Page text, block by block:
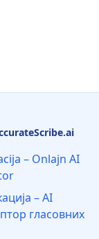
– Onlajn AI
– AI
гласовних